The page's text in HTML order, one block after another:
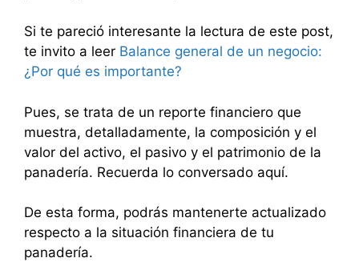
Si te pareció interesante la lectura de este post,
te invito a leer Balance general de un negocio:
¿Por qué es importante?
Pues, se trata de un reporte financiero que
muestra, detalladamente, la composición y el
valor del activo, el pasivo y el patrimonio de la
panadería. Recuerda lo conversado aquí.
De esta forma, podrás mantenerte actualizado
respecto a la situación financiera de tu
panadería.